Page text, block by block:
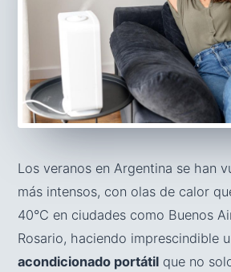
Los veranos en Argentina se han
más intensos, con olas de calor
40°C en ciudades como Buenos
Rosario, haciendo imprescindible
acondicionado portátil que no